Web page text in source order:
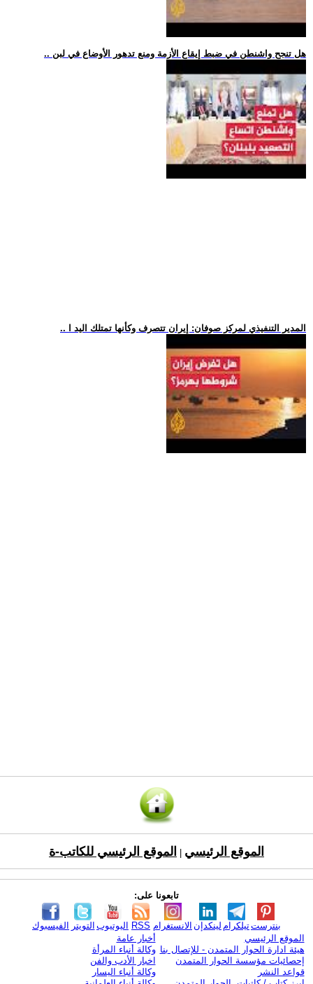
.. هل تنجح واشنطن في ضبط إيقاع الأزمة ومنع تدهور الأوضاع في لبن
.. المدير التنفيذي لمركز صوفان: إيران تتصرف وكأنها تمتلك اليد ا
الموقع الرئيسي الموقع الرئيسي للكاتب-ة
تابعونا على:
الفيسبوك التويتر اليوتيوب RSS الانستغرام لينكدإن تيلكرامبنترست
الموقع الرئيسي
هيئة ادارة الحوار المتمدن - للإتصال بنا
إحصائيات مؤسسة الحوار المتمدن
قواعد النشر
أخبار عامة
وكالة أنباء المرأة
اخبار الأدب والفن
وكالة أنباء اليسار